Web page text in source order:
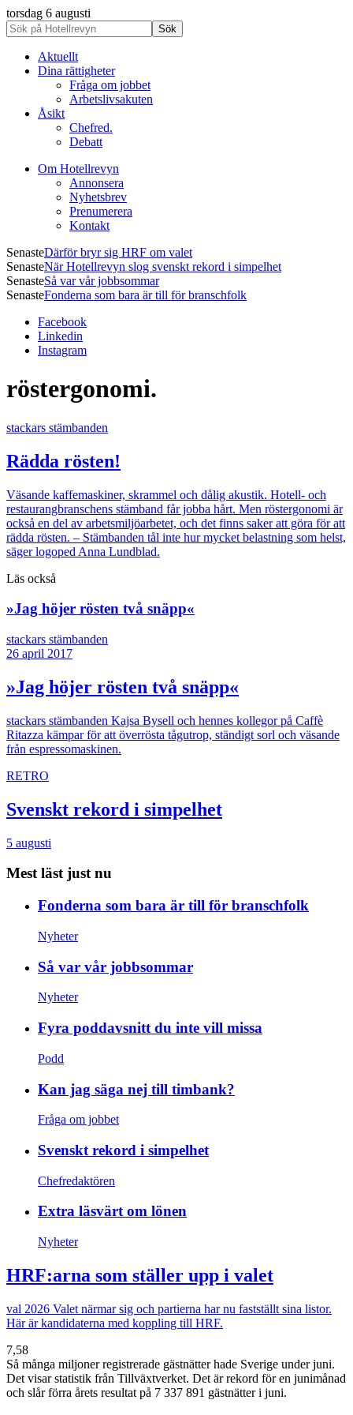
torsdag 6 augusti
Aktuellt
Dina rättigheter
Fråga om jobbet
Arbetslivsakuten
Åsikt
Chefred.
Debatt
Om Hotellrevyn
Annonsera
Nyhetsbrev
Prenumerera
Kontakt
SenasteDärför bryr sig HRF om valet
SenasteNär Hotellrevyn slog svenskt rekord i simpelhet
SenasteSå var vår jobbsommar
SenasteFonderna som bara är till för branschfolk
Facebook
Linkedin
Instagram
röstergonomi.
stackars stämbanden
Rädda rösten!
Väsande kaffemaskiner, skrammel och dålig akustik. Hotell- och
restaurangbranschens stämband får jobba hårt. Men röstergonomi är
också en del av arbetsmiljöarbetet, och det finns saker att göra för att
rädda rösten. – Stämbanden tål inte hur mycket belastning som helst,
säger logoped Anna Lundblad.
Läs också
»Jag höjer rösten två snäpp«
stackars stämbanden
26 april 2017
»Jag höjer rösten två snäpp«
stackars stämbanden Kajsa Bysell och hennes kollegor på Caffè
Ritazza kämpar för att överrösta tågutrop, ständigt sorl och väsande
från espressomaskinen.
RETRO
Svenskt rekord i simpelhet
5 augusti
Mest läst just nu
Fonderna som bara är till för branschfolk
Nyheter
Så var vår jobbsommar
Nyheter
Fyra poddavsnitt du inte vill missa
Podd
Kan jag säga nej till timbank?
Fråga om jobbet
Svenskt rekord i simpelhet
Chefredaktören
Extra läsvärt om lönen
Nyheter
HRF:arna som ställer upp i valet
val 2026 Valet närmar sig och partierna har nu fastställt sina listor.
Här är kandidaterna med koppling till HRF.
7,58
Så många miljoner registrerade gästnätter hade Sverige under juni.
Det visar statistik från Tillväxtverket. Det är rekord för en junimånad
och slår förra årets resultat på 7 337 891 gästnätter i juni.